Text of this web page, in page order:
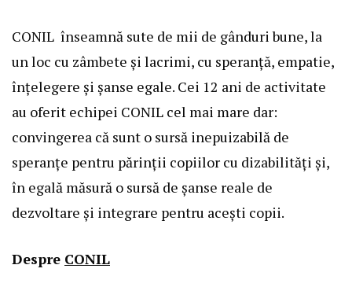
CONIL înseamnă sute de mii de gânduri bune, la
un loc cu zâmbete și lacrimi, cu speranță, empatie,
înțelegere și șanse egale. Cei 12 ani de activitate
au oferit echipei CONIL cel mai mare dar:
convingerea că sunt o sursă inepuizabilă de
speranțe pentru părinții copiilor cu dizabilități și,
în egală măsură o sursă de șanse reale de
dezvoltare și integrare pentru acești copii.
Despre CONIL